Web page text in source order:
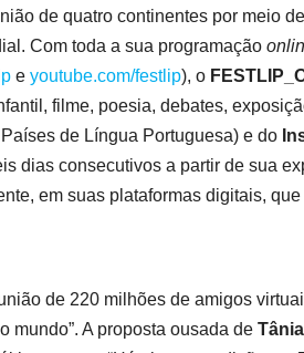
de quatro continentes por meio
Com toda a sua programação
e youtube.com/festlip), o
filme, poesia, debates,
de Língua Portuguesa) e do
dias consecutivos a partir de sua
em suas plataformas digitais,
de 220 milhões de amigos
mundo”. A proposta ousada de